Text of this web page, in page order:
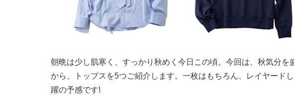
朝晩は少し肌寒く、すっかり秋めく今日この頃。今回は、秋気分を
から、トップスを5つご紹介します。一枚はもちろん、レイヤード
躍の予感です!